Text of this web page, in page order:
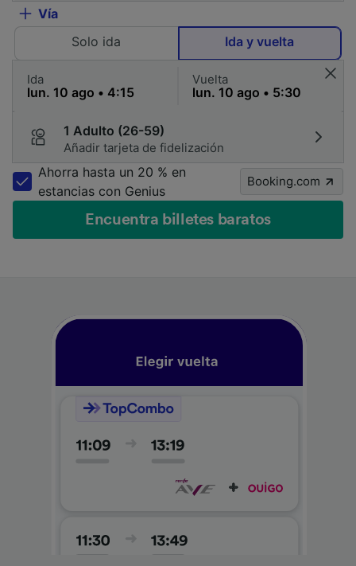
Vía
Solo ida
Ida y vuelta
Ida Vuelta
1 Adulto (26-59)
Añadir tarjeta de fidelización
Ahorra hasta un 20 % en
estancias con Genius
Booking.com
Encuentra billetes baratos